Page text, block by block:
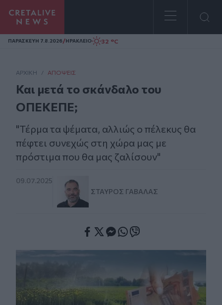
Homepage
ΠΑΡΑΣΚΕΥΗ 7.8.2026/ΗΡΑΚΛΕΙΟ 32 °C
ΑΡΧΙΚΗ / ΑΠΌΨΕΙΣ
Και μετά το σκάνδαλο του
ΟΠΕΚΕΠΕ;
"Τέρμα τα ψέματα, αλλιώς ο πέλεκυς θα
πέφτει συνεχώς στη χώρα μας με
πρόστιμα που θα μας ζαλίσουν"
09.07.2025
ΣΤΑΎΡΟΣ ΓΑΒΑΛΆΣ